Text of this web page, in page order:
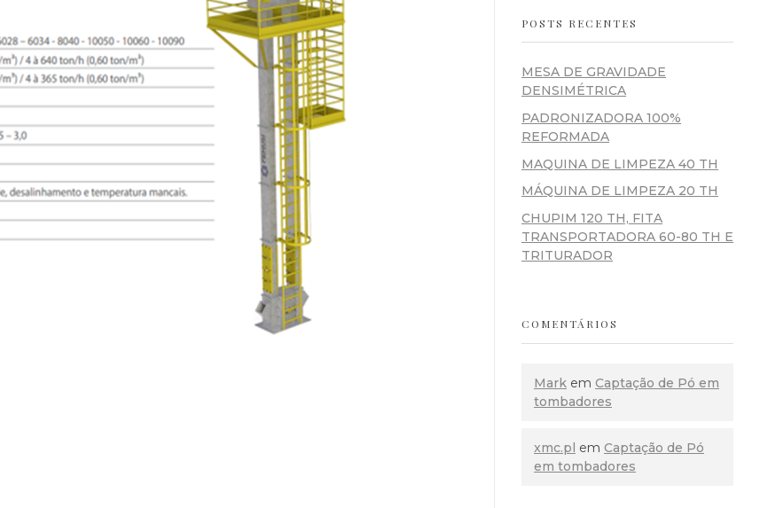
POSTS RECENTES
MESA DE GRAVIDADE
DENSIMÉTRICA
PADRONIZADORA 100%
REFORMADA
MAQUINA DE LIMPEZA 40 TH
MÁQUINA DE LIMPEZA 20 TH
CHUPIM 120 TH, FITA
TRANSPORTADORA 60-80 TH E
TRITURADOR
COMENTÁRIOS
Mark em Captação de Pó em
tombadores
xmc.pl em Captação de Pó
em tombadores